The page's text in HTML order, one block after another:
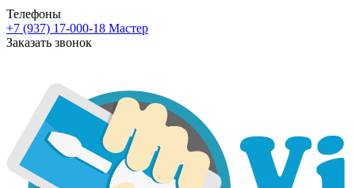
Телефоны
+7 (937) 17-000-18 Мастер
Заказать звонок